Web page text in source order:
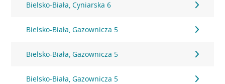
Bielsko-Biała, Cyniarska 6
Bielsko-Biała, Gazownicza 5
Bielsko-Biała, Gazownicza 5
Bielsko-Biała, Gazownicza 5